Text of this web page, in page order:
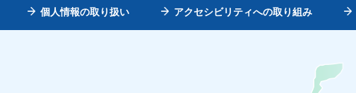
個人情報の取り扱い アクセシビリティへの取り組み